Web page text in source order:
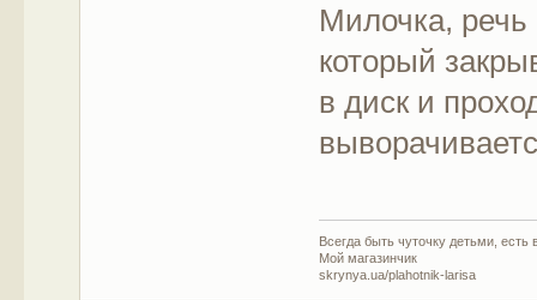
Милочка,
который
в диск и
Всегда быть чуточку детьми,
Мой магазинчик
skrynya.ua/plahotnik-larisa